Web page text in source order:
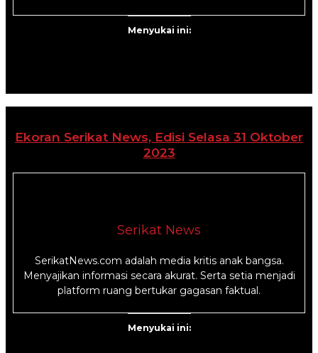
Menyukai ini:
Ekoran Serikat News, Edisi Selasa 31 Oktober
2023
Serikat News
SerikatNews.com adalah media kritis anak bangsa.
Menyajikan informasi secara akurat. Serta setia menjadi
platform ruang bertukar gagasan faktual.
Menyukai ini: